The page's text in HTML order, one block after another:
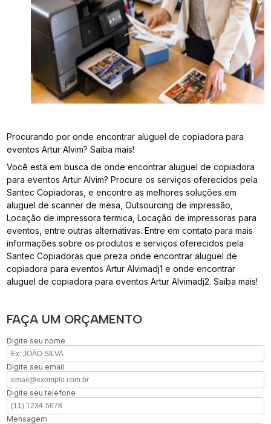
Procurando por onde encontrar aluguel de copiadora para
eventos Artur Alvim? Saiba mais!
Você está em busca de onde encontrar aluguel de copiadora
para eventos Artur Alvim? Procure os serviços oferecidos pela
Santec Copiadoras, e encontre as melhores soluções em
aluguel de scanner de mesa, Outsourcing de impressão,
Locação de impressora termica, Locação de impressoras para
eventos, entre outras alternativas. Entre em contato para mais
informações sobre os produtos e serviços oferecidos pela
Santec Copiadoras que preza onde encontrar aluguel de
copiadora para eventos Artur Alvimadj1 e onde encontrar
aluguel de copiadora para eventos Artur Alvimadj2. Saiba mais!
FAÇA UM ORÇAMENTO
Digite seu nome
Digite seu email
Digite seu telefone
Mensagem